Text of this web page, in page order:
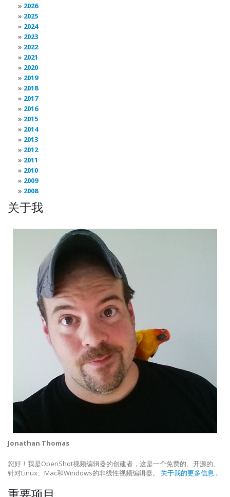
2026
2025
2024
2023
2022
2021
2020
2019
2018
2017
2016
2015
2014
2013
2012
2011
2010
2009
2008
关于我
Jonathan Thomas
您好！我是OpenShot视频编辑器的创建者，这是一个免费的、开源的、
针对Linux、Mac和Windows的非线性视频编辑器。 关于我的更多信息...